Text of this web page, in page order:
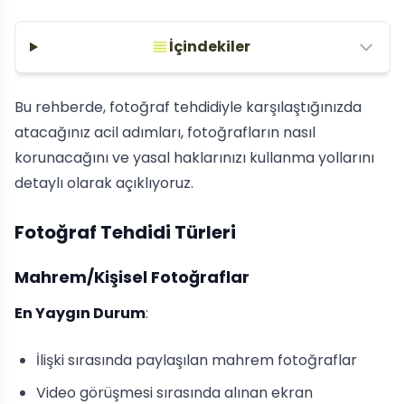
İçindekiler
Bu rehberde, fotoğraf tehdidiyle karşılaştığınızda
atacağınız acil adımları, fotoğrafların nasıl
korunacağını ve yasal haklarınızı kullanma yollarını
detaylı olarak açıklıyoruz.
Fotoğraf Tehdidi Türleri
Mahrem/Kişisel Fotoğraflar
En Yaygın Durum:
İlişki sırasında paylaşılan mahrem fotoğraflar
Video görüşmesi sırasında alınan ekran